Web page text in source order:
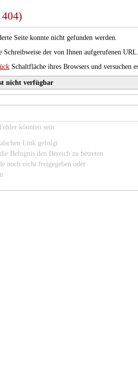
Seite konnte nicht gefunden werden.
Schreibweise der von Ihnen aufgerufenen
Schaltfläche ihres Browsers und versuchen
nicht verfügbar
könnten sein:
Link gefolgt
Befugnis den Bereich zu betreten
noch nicht freigegeben oder